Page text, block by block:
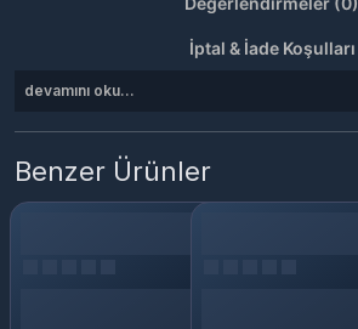
İptal & İade Koşulları
devamını oku...
Benzer Ürünler